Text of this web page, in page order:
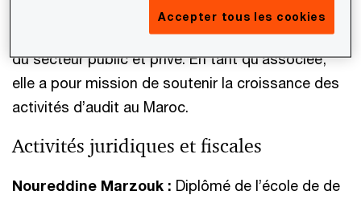
secteurs d’activité, auprès de grands groupes
marocains ou filiales de groupes internationaux,
du secteur public et privé. En tant qu’associée,
elle a pour mission de soutenir la croissance des
activités d’audit au Maroc.
Activités juridiques et fiscales
Noureddine Marzouk : Diplômé de l’école de de
Accepter tous les cookies